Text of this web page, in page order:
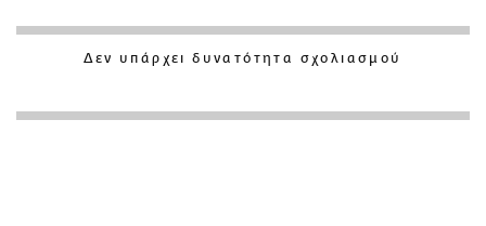
Δεν υπάρχει δυνατότητα σχολιασμού